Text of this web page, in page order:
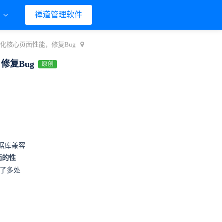
禅道管理软件
核心页面性能，修复Bug
复Bug 原创
库兼容
的性
多处